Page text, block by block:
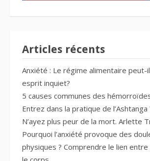
Articles récents
Anxiété : Le régime alimentaire peut-
esprit inquiet?
5 causes communes des
Entrez dans la pratique de l’Ashtanga
N’ayez plus peur de la mort. Arlette
Pourquoi l’anxiété provoque des
physiques ? Comprendre le lien